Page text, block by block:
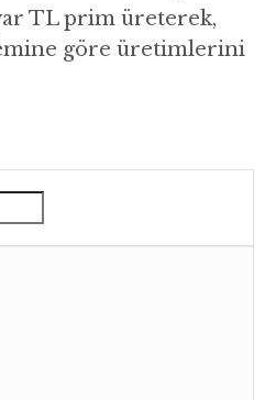
TL prim üreterek,
göre üretimlerini